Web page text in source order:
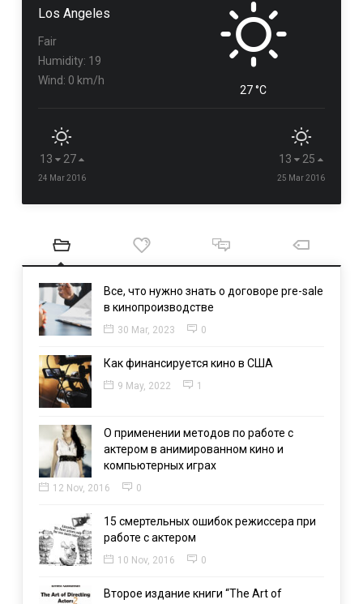
Los Angeles
Fair
Humidity: 19
Wind: 0 km/h
27 °C
13 27
24 Mar 2016
13 25
25 Mar 2016
Все, что нужно знать о договоре pre-sale
в кинопроизводстве
30 Mar, 2023 0
Как финансируется кино в США
9 May, 2022 1
О применении методов по работе с
актером в анимированном кино и
компьютерных играх
12 Nov, 2016 0
15 смертельных ошибок режиссера при
работе с актером
10 Nov, 2016 0
Второе издание книги “The Art of